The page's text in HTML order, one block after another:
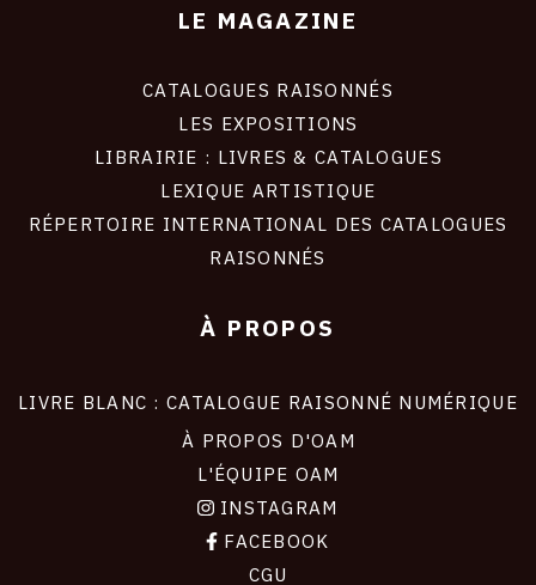
LE MAGAZINE
CATALOGUES RAISONNÉS
LES EXPOSITIONS
LIBRAIRIE : LIVRES & CATALOGUES
LEXIQUE ARTISTIQUE
RÉPERTOIRE INTERNATIONAL DES CATALOGUES
RAISONNÉS
À PROPOS
LIVRE BLANC : CATALOGUE RAISONNÉ NUMÉRIQUE
À PROPOS D'OAM
L'ÉQUIPE OAM
INSTAGRAM
FACEBOOK
CGU